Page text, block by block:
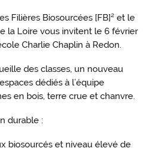
Filières Biosourcées [FB]² et le
la Loire vous invitent le 6 février
Charlie Chaplin à Redon.
des classes, un nouveau
dédiés à l’équipe
en bois, terre crue et chanvre.
durable :
biosourcés et niveau élevé de